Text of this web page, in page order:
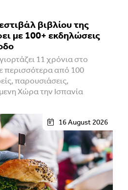
βιβλίου της
με 100+ εκδηλώσεις
11 χρόνια στο
περισσότερα από 100
παρουσιάσεις,
Χώρα την Ισπανία
16 August 2026